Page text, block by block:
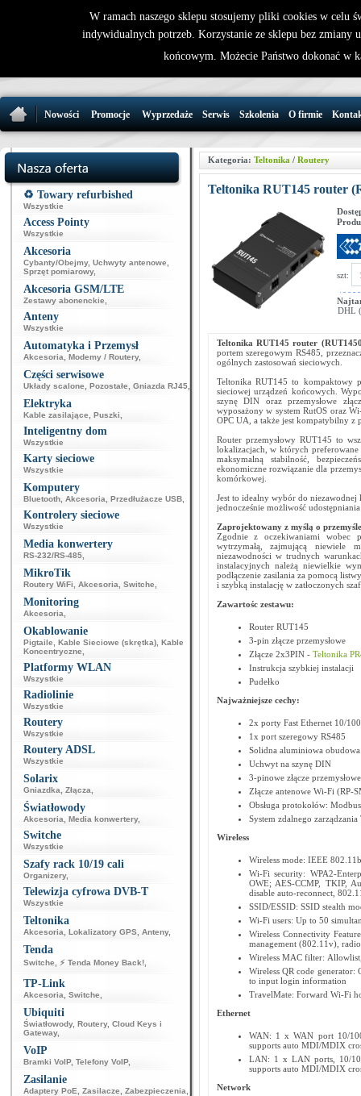
32 721 86
Nowości Promocje Wyprzedaże Serwis Szkolenia O firmie
♻️ Towary refurbished
Wszystkie
Access Pointy
Wszystkie
Akcesoria
Cybanty/Obejmy, Uchwyty antenowe
Sprzęt pomiarowy,
Akcesoria GSM/LTE
Zestawy abonenckie
Anteny
Wszystkie
Automatyka i Przemysł
Akcesoria Modemy / Routery,
Części serwisowe
Układy scalone Pozostałe Gniazda RJ45
Elektryka
Kable zasilające Puszki
Inteligentny dom
Wszystkie
Karty sieciowe
Wszystkie
Komputery
Bluetooth Akcesoria Przedłużacze USB
Kontrolery sieciowe
Wszystkie
Media konwertery
RS-232/RS-485
MikroTik
Routery WiFi Akcesoria Switche
Monitoring
Akcesoria
Okablowanie
Pigtaile Kable Sieciowe (skrętka) Kable
Koncentryczne
Platformy WLAN
Wszystkie
Radiolinie
Wszystkie
Routery
Wszystkie
Routery ADSL
Wszystkie
Solarix
Gniazdka Złącza
Światłowody
Akcesoria Media konwertery,
Switche
Wszystkie
Szafy rack 10/19 cali
Organizery,
Telewizja cyfrowa DVB-T
Wszystkie
Teltonika
Akcesoria Lokalizatory GPS Anteny,
Tenda
Switche ⚡ Tenda Money Back!
TP-Link
Akcesoria Switche
Ubiquiti
Światłowody, Routery, Cloud Keys i
Gateway,
VoIP
Bramki VoIP, Telefony VoIP,
Zasilanie
Adaptery PoE Zasilacze Zabezpieczenia
Kategoria: Teltonika / Routery
Teltonika RUT145 router
szt:
DHL
Teltonika RUT145 router
portem szeregowym RS485,
ogólnych zastosowań sieciowych.
Teltonika RUT145 to kompaktowy
sieciowej urządzeń końcowych.
szynę DIN oraz przemysłowe
wyposażony w system RutOS oraz
OPC UA, a także jest kompatybilny z
Router przemysłowy RUT145 to
lokalizacjach, w których
maksymalną stabilność,
ekonomiczne rozwiązanie dla
komórkowej.
Jest to idealny wybór do
jednocześnie możliwość
Zaprojektowany z myślą o przemyśle
Zgodnie z oczekiwaniami wobec
wytrzymałą, zajmującą niewiele
niezawodności w trudnych
instalacyjnych należą niewielkie
podłączenie zasilania za pomocą
i szybką instalację w zatłoczonych
Zawartośc zestawu:
Router RUT145
3-pin złącze przemysłowe
Złącze 2x3PIN - Teltonika
Instrukcja szybkiej instalacji
Pudełko
Najważniejsze cechy:
2x porty Fast Ethernet 10/
1x port szeregowy RS485
Solidna aluminiowa obudowa
Uchwyt na szynę DIN
3-pinowe złącze przemysłowe
Złącze antenowe Wi-Fi (RP-
Obsługa protokołów:
System zdalnego
Wireless
Wireless mode: IEEE
Wi-Fi security: WPA2-
OWE; AES-CCMP, TKIP,
disable auto-reconnect,
SSID/ESSID: SSID stealth
Wi-Fi users: Up to 50
Wireless Connectivity
management (802.11v),
Wireless MAC filter:
Wireless QR code
to input login information
TravelMate: Forward Wi-Fi
Ethernet
WAN: 1 x WAN port 10/
supports auto MDI/MDIX
LAN: 1 x LAN ports, 10/
supports auto MDI/MDIX
Network
W ramach naszego sklepu stosujemy pliki cookies w celu
indywidualnych potrzeb. Korzystanie ze sklepu bez zmiany
końcowym. Możecie Państwo dokonać w